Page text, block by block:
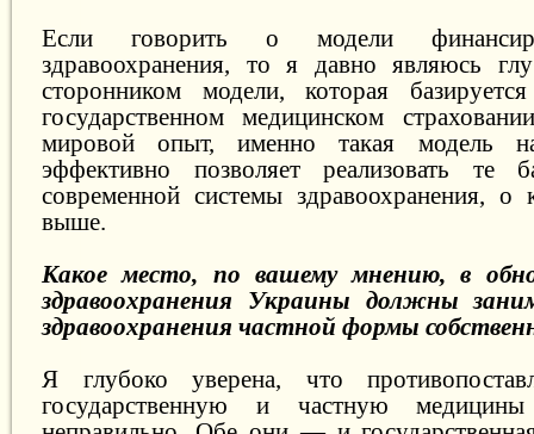
Если говорить о модели
здравоохранения, то я давно являюсь
сторонником модели, которая
государственном медицинском
мировой опыт, именно такая модель
эффективно позволяет реализовать те
современной системы здравоохранения,
выше.
Какое место, по вашему мнению, в
здравоохранения Украины должны
здравоохранения частной формы
Я глубоко уверена, что
государственную и частную